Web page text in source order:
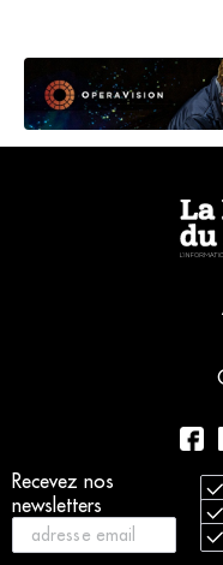
Recevez nos
newsletters
© 2021 La Lettre